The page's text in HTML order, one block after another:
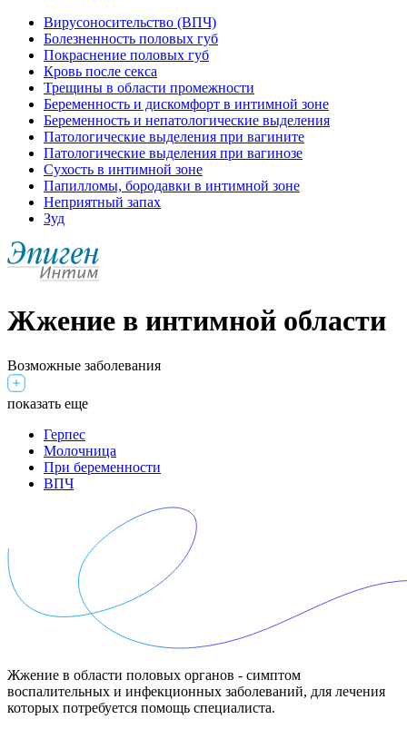
Вирусоносительство (ВПЧ)
Болезненность половых губ
Покраснение половых губ
Кровь после секса
Трещины в области промежности
Беременность и дискомфорт в интимной зоне
Беременность и непатологические выделения
Патологические выделения при вагините
Патологические выделения при вагинозе
Сухость в интимной зоне
Папилломы, бородавки в интимной зоне
Неприятный запах
Зуд
Жжение в интимной области
Возможные заболевания
показать еще
Герпес
Молочница
При беременности
ВПЧ
Жжение в области половых органов - симптом
воспалительных и инфекционных заболеваний, для лечения
которых потребуется помощь специалиста.